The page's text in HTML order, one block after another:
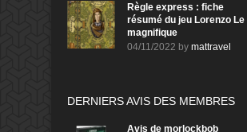
Règle express : fiche
résumé du jeu Lorenzo Le
magnifique
04/11/2022 by mattravel
DERNIERS AVIS DES MEMBRES
Avis de morlockbob